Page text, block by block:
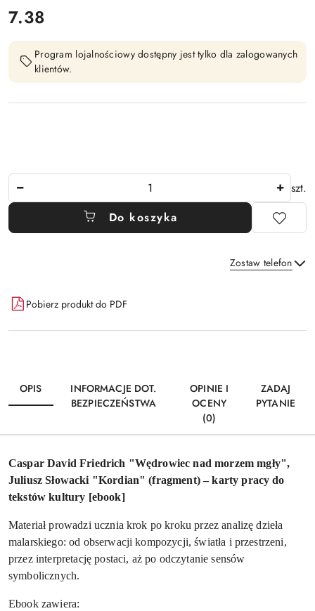
cena:
7.38
Program lojalnościowy dostępny jest tylko dla zalogowanych
klientów.
szt.
Do koszyka
Zostaw telefon
Dostępność
i
dostawa
Pobierz produkt do PDF
OPIS
INFORMACJE DOT.
BEZPIECZEŃSTWA
OPINIE I
OCENY
(0)
ZADAJ
PYTANIE
Caspar David Friedrich "Wędrowiec nad morzem mgły",
Juliusz Słowacki "Kordian" (fragment) – karty pracy do
tekstów kultury [ebook]
Materiał prowadzi ucznia krok po kroku przez analizę dzieła
malarskiego: od obserwacji kompozycji, światła i przestrzeni,
przez interpretację postaci, aż po odczytanie sensów
symbolicznych.
Ebook zawiera: